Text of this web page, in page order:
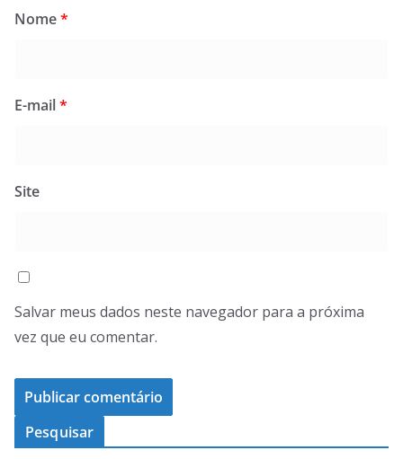
Nome*
E-mail*
Site
Salvar meus dados neste navegador para a próxima
vez que eu comentar.
Pesquisar